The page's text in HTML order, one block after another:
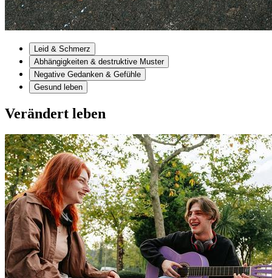
Leid & Schmerz
Abhängigkeiten & destruktive Muster
Negative Gedanken & Gefühle
Gesund leben
Verändert leben